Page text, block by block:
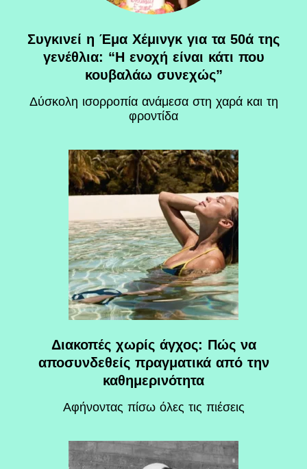
Συγκινεί η Έμα Χέμινγκ για τα 50ά της
γενέθλια: “Η ενοχή είναι κάτι που
κουβαλάω συνεχώς”
Δύσκολη ισορροπία ανάμεσα στη χαρά και τη
φροντίδα
Διακοπές χωρίς άγχος: Πώς να
αποσυνδεθείς πραγματικά από την
καθημερινότητα
Αφήνοντας πίσω όλες τις πιέσεις